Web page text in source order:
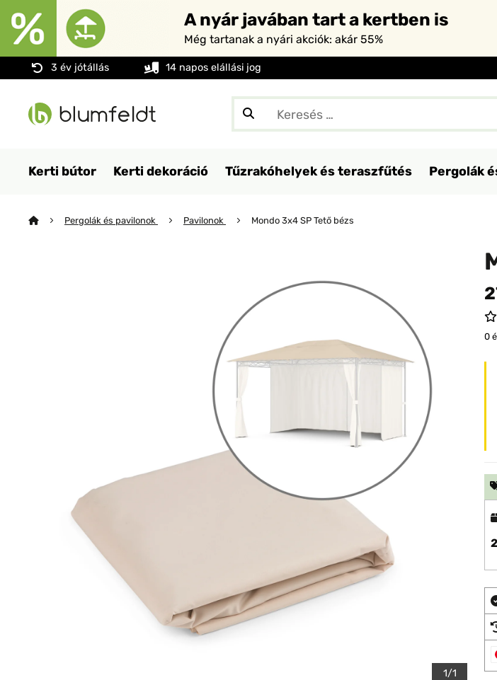
A nyár javában tart a kertben is
Még tartanak a nyári akciók: akár 55%
3 év jótállás 14 napos elállási jog
Kerti bútor Kerti dekoráció Tűzrakóhelyek és teraszfűtés Pergolák
Pergolák és pavilonok Pavilonok Mondo 3x4 SP Tető bézs
1/1
0